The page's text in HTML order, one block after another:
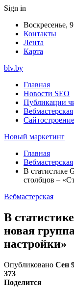
Sign in
Воскресенье,
Контакты
Лента
Карта
blv.by
Главная
Новости SEO
Публикации
Вебмастерская
Сайтостроение
Новый маркетинг
Главная
Вебмастерская
В статистике
столбцов –
Вебмастерская
В
новая
настройки»
Опубликовано Сен
373
Поделится